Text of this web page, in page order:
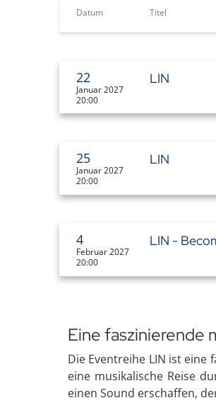
Datum Titel
22
Januar 2027
20:00
LIN
25
Januar 2027
20:00
LIN
4
Februar 2027
20:00
LIN -
Eine faszinierende
Die Eventreihe LIN ist
eine musikalische Reise
einen Sound erschaffen,